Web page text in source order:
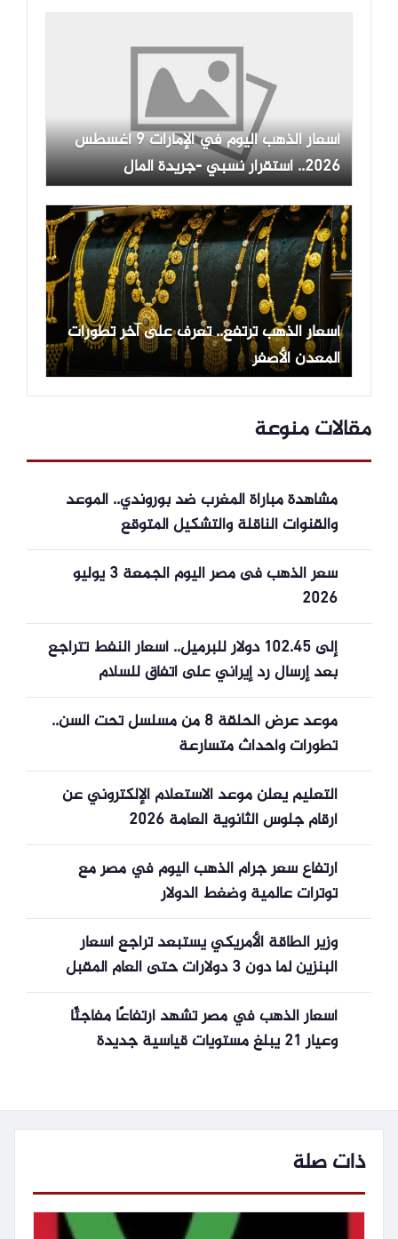
أسعار الذهب اليوم في الإمارات 9 أغسطس
2026.. استقرار نسبي -جريدة المال
أسعار الذهب ترتفع.. تعرف على آخر تطورات
المعدن الأصفر
مقالات منوعة
مشاهدة مباراة المغرب ضد بوروندي.. الموعد
والقنوات الناقلة والتشكيل المتوقع
سعر الذهب فى مصر اليوم الجمعة 3 يوليو
2026
إلى 102.45 دولار للبرميل.. أسعار النفط تتراجع
بعد إرسال رد إيراني على اتفاق للسلام
موعد عرض الحلقة 8 من مسلسل تحت السن..
تطورات وأحداث متسارعة
التعليم يعلن موعد الاستعلام الإلكتروني عن
أرقام جلوس الثانوية العامة 2026
ارتفاع سعر جرام الذهب اليوم في مصر مع
توترات عالمية وضغط الدولار
وزير الطاقة الأمريكي يستبعد تراجع أسعار
البنزين لما دون 3 دولارات حتى العام المقبل
أسعار الذهب في مصر تشهد ارتفاعًا مفاجئًا
وعيار 21 يبلغ مستويات قياسية جديدة
ذات صلة